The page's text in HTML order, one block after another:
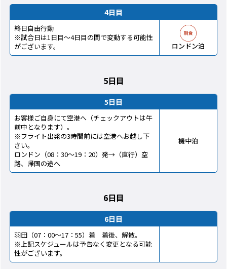
4日目
終日自由行動
※試合日は1日目～4日目の間で変動する可能性
がございます。
ロンドン泊
5日目
5日目
お客様ご自身にて空港へ（チェックアウトは午
前中となります）。
※フライト出発の3時間前には空港へお越し下
さい。
ロンドン（08：30～19：20）発→（直行）空
路、帰国の途へ
機中泊
6日目
6日目
羽田（07：00～17：55）着 着後、解散。
※上記スケジュールは予告なく変更となる可能
性がございます。